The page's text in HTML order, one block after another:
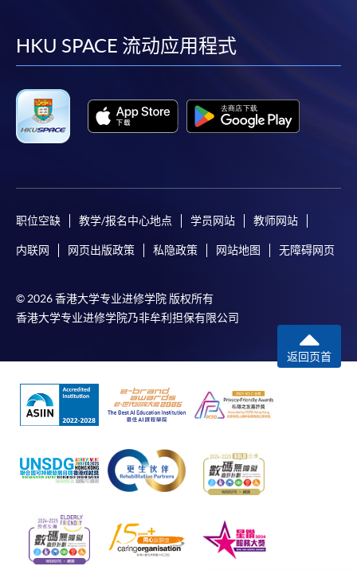
表可向報名中心或有關課程負責人索取。填妥申請
表格後，請連同報名費/學費以及所需證明文件親
往報名中心或以郵遞方式遞交。
報讀同一學歷頒授課程內其他單元
​學院為學歷頒授課程特設「註冊及學費通知」，適
用於一般學歷頒授課程。
課程負責人會為學員送上「註冊及學費通知」
心或以郵遞方式，遞交「通知」及繳交所需費用。
。如對報名程序有任
何疑問，請詳閱個別課程資料，或聯絡有關課程負責
課程/科目報名注意事項:
選用網上報名服務必須在已接駁互聯網及支援
JavaScript程式瀏覽器的電腦上進行。建議選用
Google Chrome瀏覽器。
必須重新開始整個申請程序。
網上報名只支援「提早報讀優惠」。如需享用其他
facebook
youtube
linkedin
HKU SPACE 流动应用程式
职位空缺 教学/报名中心地点 学员网站 教师网站
内联网 网页出版政策 私隐政策 网站地图 无障碍网页
© 2026 香港大学专业进修学院 版权所有
香港大学专业进修学院乃非牟利担保有限公司
返回页首